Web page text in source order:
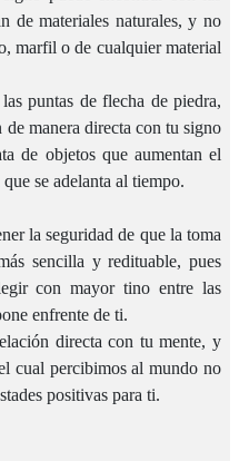
de materiales naturales, y no
marfil o de cualquier material
puntas de flecha de piedra,
de manera directa con tu signo
de objetos que aumentan el
se adelanta al tiempo.
la seguridad de que la toma
sencilla y redituable, pues
con mayor tino entre las
enfrente de ti.
directa con tu mente, y
cual percibimos al mundo no
positivas para ti.